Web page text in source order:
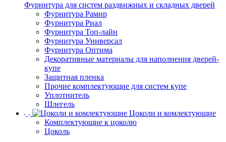
Фурнитура для систем раздвижных и складных дверей
Фурнитура Рамир
Фурнитура Риал
Фурнитура Топ-лайн
Фурнитура Универсал
Фурнитура Оптима
Декоративные материалы для наполнения дверей-
купе
Защитная пленка
Прочие комплектующие для систем купе
Уплотнитель
Шлегель
Цоколи и комлектующие
Комплектующие к цоколю
Цоколь